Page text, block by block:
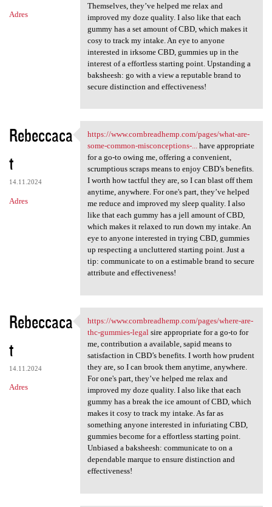
Adres
Themselves, they’ve helped me relax and
improved my doze quality. I also like that each
gummy has a set amount of CBD, which makes it
cosy to track my intake. An eye to anyone
interested in irksome CBD, gummies up in the
interest of a effortless starting point. Upstanding a
baksheesh: go with a view a reputable brand to
secure distinction and effectiveness!
Rebeccaca
t
14.11.2024
Adres
https://www.cornbreadhemp.com
https://www.cornbreadhemp.com/pages/what-are-
some-common-misconceptions-...have appropriate
for a go-to owing me, offering a convenient,
scrumptious scraps means to enjoy CBD’s benefits.
I worth how tactful they are, so I can blast off them
anytime, anywhere. For one's part, they’ve helped
me reduce and improved my sleep quality. I also
like that each gummy has a jell amount of CBD,
which makes it relaxed to run down my intake. An
eye to anyone interested in trying CBD, gummies
up respecting a uncluttered starting point. Just a
tip: communicate to on a estimable brand to secure
attribute and effectiveness!
Rebeccaca
t
14.11.2024
Adres
https://www.cornbreadhemp.com
https://www.cornbreadhemp.com/pages/where-are-
thc-gummies-legalsire appropriate for a go-to for
me, contribution a available, sapid means to
satisfaction in CBD’s benefits. I worth how prudent
they are, so I can brook them anytime, anywhere.
For one's part, they’ve helped me relax and
improved my doze quality. I also like that each
gummy has a break the ice amount of CBD, which
makes it cosy to track my intake. As far as
something anyone interested in infuriating CBD,
gummies become for a effortless starting point.
Unbiased a baksheesh: communicate to on a
dependable marque to ensure distinction and
effectiveness!